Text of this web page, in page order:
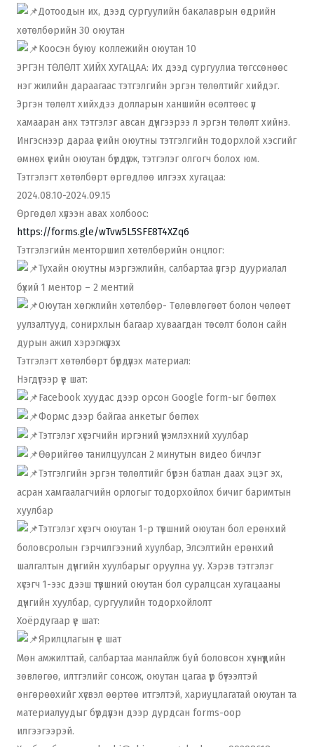
Дотоодын их, дээд сургуулийн бакалаврын өдрийн
хөтөлбөрийн 30 оюутан
Kooсэн буюу коллежийн оюутан 10
ЭРГЭН ТӨЛӨЛТ ХИЙХ ХУГАЦАА: Их дээд сургуулиа төгссөнөөс
нэг жилийн дараагаас тэтгэлгийн эргэн төлөлтийг хийдэг.
Эргэн төлөлт хийхдээ долларын ханшийн өсөлтөөс үл
хамааран анх тэтгэлэг авсан дүнгээрээ л эргэн төлөлт хийнэ.
Ингэснээр дараа үеийн оюутны тэтгэлгийн тодорхлой хэсгийг
өмнөх үеийн оюутан бүрдүүлж, тэтгэлэг олгогч болох юм.
Тэтгэлэгт хөтөлбөрт өргөдлөө илгээх хугацаа:
2024.08.10-2024.09.15
Өргөдөл хүлээн авах холбоос:
https://forms.gle/wTvw5L5SFE8T4XZq6
Тэтгэлэгийн менторшип хөтөлбөрийн онцлог:
Тухайн оюутны мэргэжлийн, салбартаа үлгэр дууриалал
бүхий 1 ментор – 2 ментий
Оюутан хөгжлийн хөтөлбөр- Төлөвлөгөөт болон чөлөөт
уулзалтууд, сонирхлын багаар хуваагдан төсөлт болон сайн
дурын ажил хэрэгжүүлэх
Тэтгэлэгт хөтөлбөрт бүрдүүлэх материал:
Нэгдүгээр үе шат:
Facebook хуудас дээр орсон Google form-ыг бөглөх
Формс дээр байгаа анкетыг бөглөх
Тэтгэлэг хүсэгчийн иргэний үнэмлэхний хуулбар
Өөрийгөө танилцуулсан 2 минутын видео бичлэг
Тэтгэлгийн эргэн төлөлтийг бүрэн батлан даах эцэг эх,
асран хамгаалагчийн орлогыг тодорхойлох бичиг баримтын
хуулбар
Тэтгэлэг хүсэгч оюутан 1-р түвшний оюутан бол ерөнхий
боловсролын гэрчилгээний хуулбар, Элсэлтийн ерөнхий
шалгалтын дүнгийн хуулбарыг оруулна уу. Хэрэв тэтгэлэг
хүсэгч 1-ээс дээш түвшний оюутан бол суралцсан хугацааны
дүнгийн хуулбар, сургуулийн тодорхойлолт
Хоёрдугаар үе шат:
Ярилцлагын үе шат
Мөн амжилттай, салбартаа манлайлж буй боловсон хүчнүүдийн
зөвлөгөө, илтгэлийг сонсож, оюутан цагаа үр бүтээлтэй
өнгөрөөхийг хүсвэл өөртөө итгэлтэй, хариуцлагатай оюутан та
материалуудыг бүрдүүлэн дээр дурдсан forms-оор
илгээгээрэй.